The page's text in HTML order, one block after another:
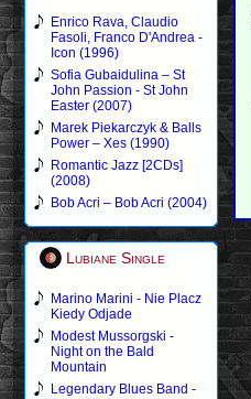
Enrico Rava, Claudio
Fasoli, Franco D'Andrea -
Icon (1996)
Sofia Gubaidulina – St
John Passion - St John
Easter (2007)
Marek Piekarczyk & Balls
Power – Xes (1990)
Romantic Jazz [2CDs]
(2008)
Bob Acri – Bob Acri (2004)
Lubiane Single
Marino Marini - Nie Placz
Kiedy Odjade
Modest Mussorgski -
Night on the Bald
Mountain
Legendary Blues Band -